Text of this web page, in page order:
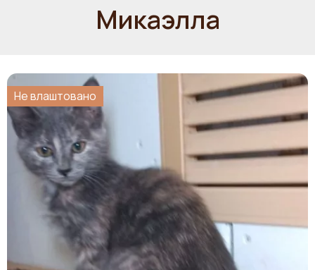
Микаэлла
Не влаштовано